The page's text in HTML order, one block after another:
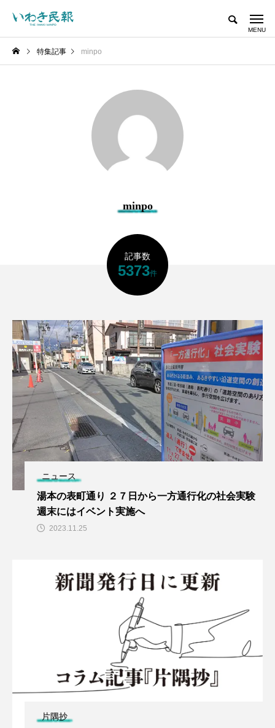
特集記事 minpo
minpo
記事数
5373件
ニュース
湯本の表町通り ２７日から一方通行化の社会実験
週末にはイベント実施へ
2023.11.25
片隅抄